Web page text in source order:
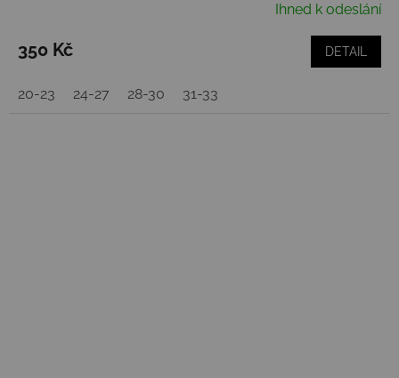
Ihned k odeslání
350 Kč DETAIL
20-23 24-27 28-30 31-33